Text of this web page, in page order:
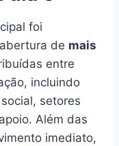
foi
de mais
entre
incluindo
setores
Além das
imediato,